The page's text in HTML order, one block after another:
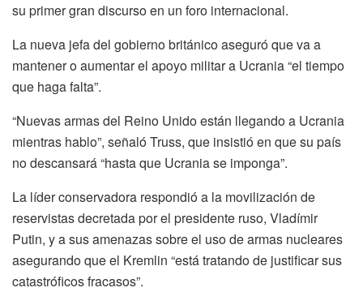
su primer gran discurso en un foro internacional.
La nueva jefa del gobierno británico aseguró que va a
mantener o aumentar el apoyo militar a Ucrania “el tiempo
que haga falta”.
“Nuevas armas del Reino Unido están llegando a Ucrania
mientras hablo”, señaló Truss, que insistió en que su país
no descansará “hasta que Ucrania se imponga”.
La líder conservadora respondió a la movilización de
reservistas decretada por el presidente ruso, Vladímir
Putin, y a sus amenazas sobre el uso de armas nucleares
asegurando que el Kremlin “está tratando de justificar sus
catastróficos fracasos”.